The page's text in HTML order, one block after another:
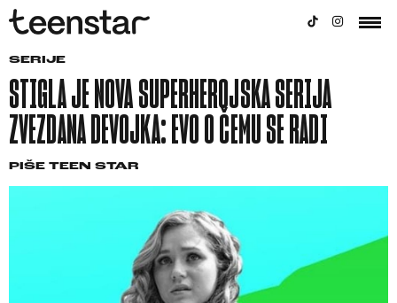
SERIJE
STIGLA JE NOVA SUPERHEROJSKA SERIJA
ZVEZDANA DEVOJKA: EVO O ČEMU SE RADI
PIŠE TEEN STAR